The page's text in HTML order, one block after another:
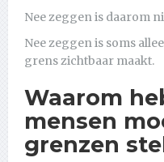
Nee zeggen is daarom
Nee zeggen is soms
grens zichtbaar maakt.
Waarom
mensen
grenzen